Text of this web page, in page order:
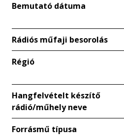
Bemutató dátuma
Rádiós műfaji besorolás
Régió
Hangfelvételt készítő
rádió/műhely neve
Forrásmű típusa